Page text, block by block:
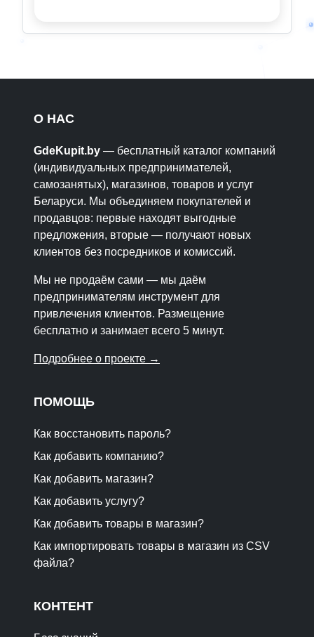
О НАС
GdeKupit.by — бесплатный каталог компаний
(индивидуальных предпринимателей,
самозанятых), магазинов, товаров и услуг
Беларуси. Мы объединяем покупателей и
продавцов: первые находят выгодные
предложения, вторые — получают новых
клиентов без посредников и комиссий.
Мы не продаём сами — мы даём
предпринимателям инструмент для
привлечения клиентов. Размещение
бесплатно и занимает всего 5 минут.
Подробнее о проекте →
ПОМОЩЬ
Как восстановить пароль?
Как добавить компанию?
Как добавить магазин?
Как добавить услугу?
Как добавить товары в магазин?
Как импортировать товары в магазин из CSV
файла?
КОНТЕНТ